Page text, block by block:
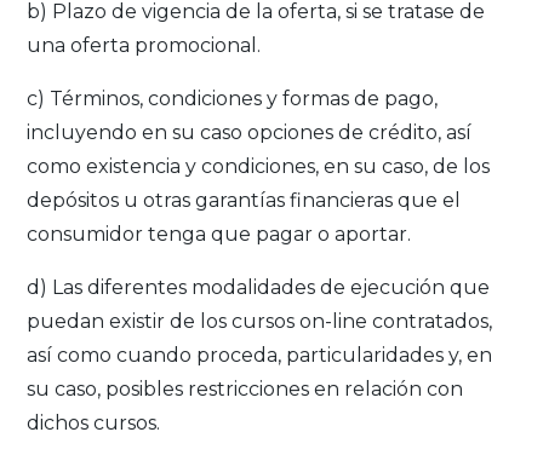
b) Plazo de vigencia de la oferta, si se tratase de
una oferta promocional.
c) Términos, condiciones y formas de pago,
incluyendo en su caso opciones de crédito, así
como existencia y condiciones, en su caso, de los
depósitos u otras garantías financieras que el
consumidor tenga que pagar o aportar.
d) Las diferentes modalidades de ejecución que
puedan existir de los cursos on-line contratados,
así como cuando proceda, particularidades y, en
su caso, posibles restricciones en relación con
dichos cursos.